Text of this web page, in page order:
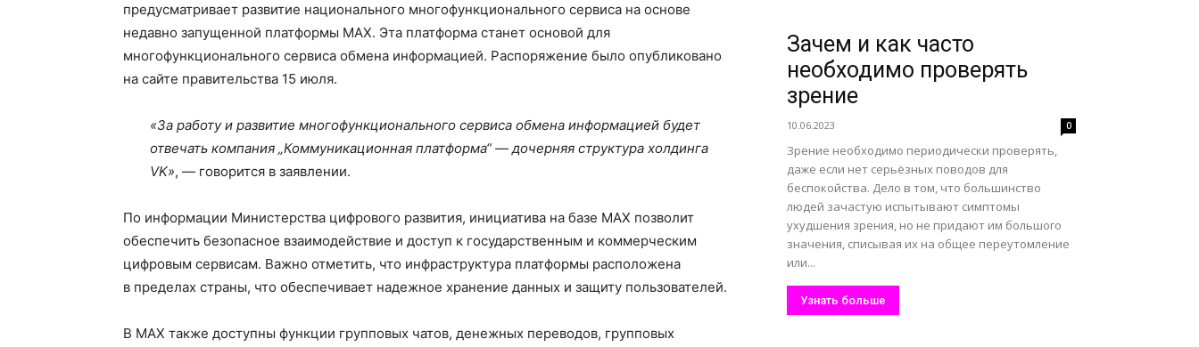
нем
предусматривает развитие национального многофункционального сервиса на основе
недавно запущенной платформы МАX. Эта платформа станет основой для
многофункционального сервиса обмена информацией. Распоряжение было опубликовано
на сайте правительства 15 июля.
«За работу и развитие многофункционального сервиса обмена информацией будет
отвечать компания „Коммуникационная платформа“ — дочерняя структура холдинга
VK», — говорится в заявлении.
По информации Министерства цифрового развития, инициатива на базе MAX позволит
обеспечить безопасное взаимодействие и доступ к государственным и коммерческим
цифровым сервисам. Важно отметить, что инфраструктура платформы расположена
в пределах страны, что обеспечивает надежное хранение данных и защиту пользователей.
В MAX также доступны функции групповых чатов, денежных переводов, групповых
Зачем и как часто
необходимо проверять
зрение
10.06.2023 0
Зрение необходимо периодически проверять,
даже если нет серьёзных поводов для
беспокойства. Дело в том, что большинство
людей зачастую испытывают симптомы
ухудшения зрения, но не придают им большого
значения, списывая их на общее переутомление
или...
Узнать больше